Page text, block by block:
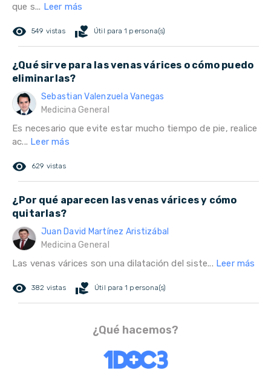
que s... Leer más
remove_red_eye 549 vistas volunteer_activism Útil para 1 persona(s)
¿Qué sirve para las venas várices o cómo puedo
eliminarlas?
Sebastian Valenzuela Vanegas
Medicina General
Es necesario que evite estar mucho tiempo de pie, realice
ac... Leer más
remove_red_eye 629 vistas
¿Por qué aparecen las venas várices y cómo
quitarlas?
Juan David Martínez Aristizábal
Medicina General
Las venas várices son una dilatación del siste... Leer más
remove_red_eye 382 vistas volunteer_activism Útil para 1 persona(s)
¿Qué hacemos?